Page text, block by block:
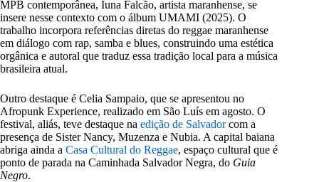
MPB contemporânea, Iuna Falcão, artista maranhense, se
insere nesse contexto com o álbum UMAMI (2025). O
trabalho incorpora referências diretas do reggae maranhense
em diálogo com rap, samba e blues, construindo uma estética
orgânica e autoral que traduz essa tradição local para a música
brasileira atual.
Outro destaque é Celia Sampaio, que se apresentou no
Afropunk Experience, realizado em São Luís em agosto. O
festival, aliás, teve destaque na edição de Salvadorcom a
presença de Sister Nancy, Muzenza e Nubia. A capital baiana
abriga ainda a Casa Cultural do Reggae, espaço cultural que é
ponto de parada na Caminhada Salvador Negra, do Guia
Negro.